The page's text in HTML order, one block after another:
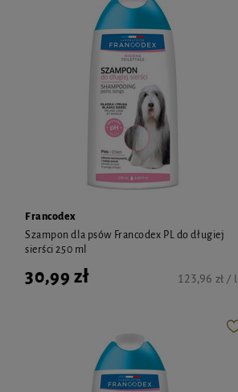
Francodex
Szampon dla psów Francodex PL do długiej
sierści 250 ml
30,99 zł 123,96 zł / l